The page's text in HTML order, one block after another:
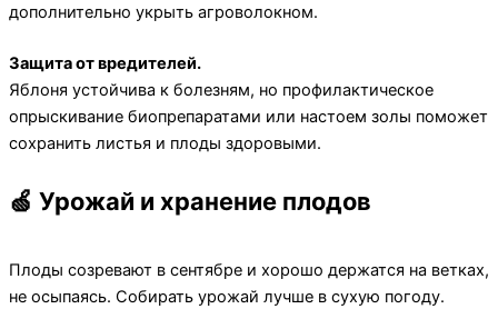
дополнительно укрыть агроволокном.
Защита от вредителей.
Яблоня устойчива к болезням, но профилактическое
опрыскивание биопрепаратами или настоем золы поможет
сохранить листья и плоды здоровыми.
🍏 Урожай и хранение плодов
Плоды созревают в сентябре и хорошо держатся на ветках,
не осыпаясь. Собирать урожай лучше в сухую погоду.